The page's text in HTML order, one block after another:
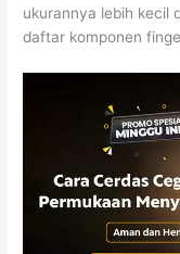
ukurannya lebih kecil
daftar komponen